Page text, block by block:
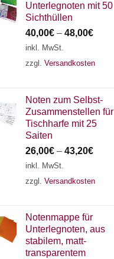
Unterlegnoten mit 50
Sichthüllen
40,00€ – 48,00€
inkl. MwSt.
zzgl. Versandkosten
Noten zum Selbst-
Zusammenstellen für
Tischharfe mit 25
Saiten
26,00€ – 43,20€
inkl. MwSt.
zzgl. Versandkosten
Notenmappe für
Unterlegnoten, aus
stabilem, matt-
transparentem